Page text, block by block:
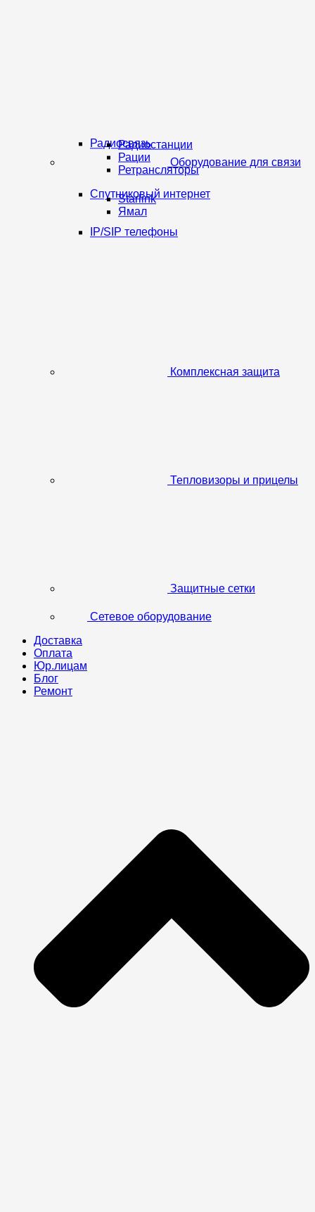
Оборудование для связи
Радиосвязь
Радиостанции
Рации
Ретрансляторы
Спутниковый интернет
Starlink
Ямал
IP/SIP телефоны
Комплексная защита
Тепловизоры и прицелы
Защитные сетки
Сетевое оборудование
Доставка
Оплата
Юр.лицам
Блог
Ремонт